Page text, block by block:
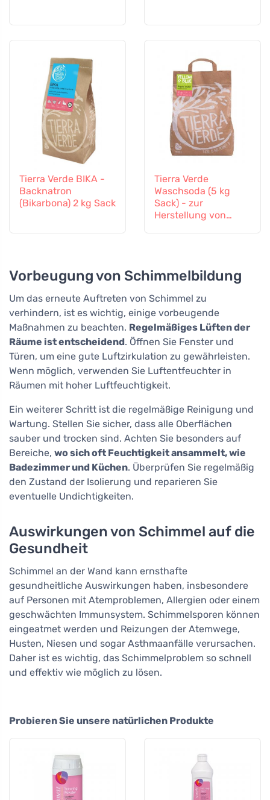
Tierra Verde BIKA -
Backnatron
(Bikarbona) 2 kg Sack
Tierra Verde
Waschsoda (5 kg
Sack) - zur
Herstellung von
Vorbeugung von Schimmelbildung
Um das erneute Auftreten von Schimmel zu
verhindern, ist es wichtig, einige vorbeugende
Maßnahmen zu beachten. Regelmäßiges Lüften der
Räume ist entscheidend. Öffnen Sie Fenster und
Türen, um eine gute Luftzirkulation zu gewährleisten.
Wenn möglich, verwenden Sie Luftentfeuchter in
Räumen mit hoher Luftfeuchtigkeit.
Ein weiterer Schritt ist die regelmäßige Reinigung und
Wartung. Stellen Sie sicher, dass alle Oberflächen
sauber und trocken sind. Achten Sie besonders auf
Bereiche, wo sich oft Feuchtigkeit ansammelt, wie
Badezimmer und Küchen. Überprüfen Sie regelmäßig
den Zustand der Isolierung und reparieren Sie
eventuelle Undichtigkeiten.
Auswirkungen von Schimmel auf die
Gesundheit
Schimmel an der Wand kann ernsthafte
gesundheitliche Auswirkungen haben, insbesondere
auf Personen mit Atemproblemen, Allergien oder einem
geschwächten Immunsystem. Schimmelsporen können
eingeatmet werden und Reizungen der Atemwege,
Husten, Niesen und sogar Asthmaanfälle verursachen.
Daher ist es wichtig, das Schimmelproblem so schnell
und effektiv wie möglich zu lösen.
Probieren Sie unsere natürlichen Produkte